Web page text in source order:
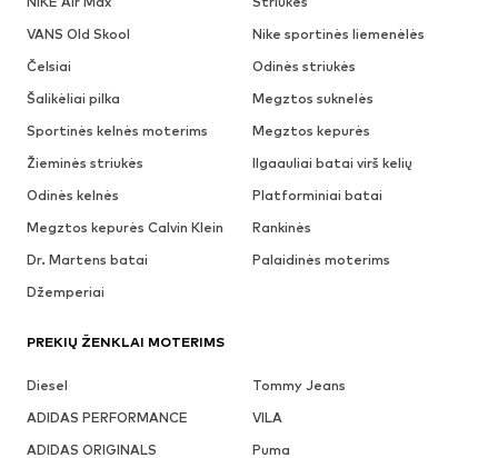
VANS Old Skool
Nike sportinės liemenėlės
Čelsiai
Odinės striukės
Šalikėliai pilka
Megztos suknelės
Sportinės kelnės moterims
Megztos kepurės
Žieminės striukės
Ilgaauliai batai virš kelių
Odinės kelnės
Platforminiai batai
Megztos kepurės Calvin Klein
Rankinės
Dr. Martens batai
Palaidinės moterims
Džemperiai
PREKIŲ ŽENKLAI MOTERIMS
Diesel
Tommy Jeans
ADIDAS PERFORMANCE
VILA
ADIDAS ORIGINALS
Puma